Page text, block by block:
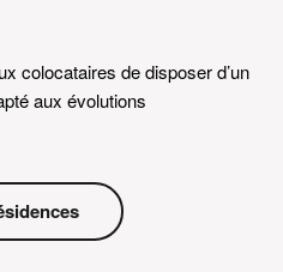
colocataires de disposer d’un
aux évolutions